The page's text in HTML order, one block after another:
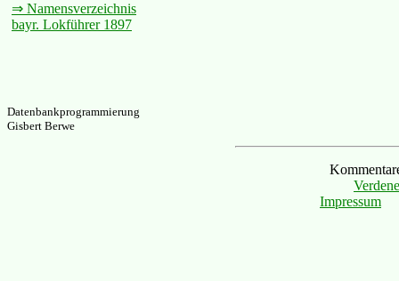
⇒ Namensverzeichnis
bayr. Lokführer 1897
Datenbankprogrammierung
Gisbert Berwe
Impressum